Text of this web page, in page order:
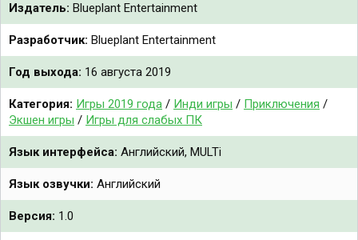
Издатель: Blueplant Entertainment
Разработчик: Blueplant Entertainment
Год выхода: 16 августа 2019
Категория: Игры 2019 года / Инди игры / Приключения /
Экшен игры / Игры для слабых ПК
Язык интерфейса: Английский, MULTi
Язык озвучки: Английский
Версия: 1.0